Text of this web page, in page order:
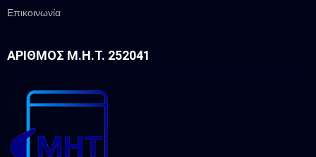
Επικοινωνία
ΑΡΙΘΜΌΣ Μ.Η.Τ. 252041